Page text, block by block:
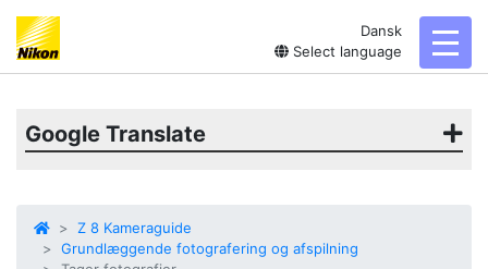
Dansk
Select language
Google Translate
Z 8 Kameraguide
Grundlæggende fotografering og afspilning